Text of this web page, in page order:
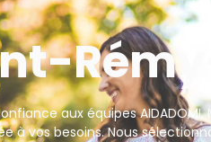
aux équipes AIDADOMI.
à vos besoins. Nous